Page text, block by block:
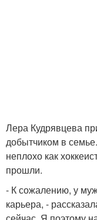
Лера Кудрявцева
добытчиком в
неплохо как
прошли.
- К сожалению, у
карьера, -